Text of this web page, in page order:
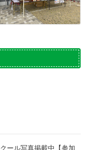
ール写真掲載中【参加